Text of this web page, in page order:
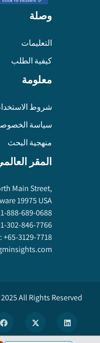
وصلة
التعليمات
كيفية الطلب
معلومة
شروط
سياسة
منهجية البحث
المقر
Main Street,
19975 USA
888-689-0688
302-846-7766
+65-3129-7718
2025All Rights Reserved.